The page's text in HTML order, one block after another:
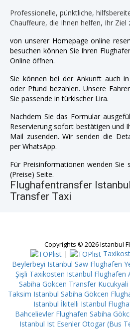
Professionelle, pünktliche,
Chauffeure, die Ihnen helfen, Ihr Ziel
von unserer Homepage online
besuchen können Sie Ihren
Online öffnen.
Sie können bei der Ankunft auch
oder Pfund bezahlen. Unsere
Sie passende in türkischer Lira.
Nachdem Sie das Formular
Reservierung sofort bestätigen und
Mail zusenden. Wir senden die
per WhatsApp.
Für Preisinformationen wenden Sie
(Preise) Seite.
Flughafentransfer
Transfer Taxi
Copyrights © 2026 Istanbul
|
Beylerbeyi Istanbul Saw Flughafen
Şişli Taxikosten Istanbul Flughafen
Sabiha Gökcen Transfer Kucukyali
Taksim Istanbul Sabiha Gökcen
Istanbul İkitelli Istanbul
Bahcelievler Flughafen Sabiha
Istanbul Ist Esenler Otogar (Bus